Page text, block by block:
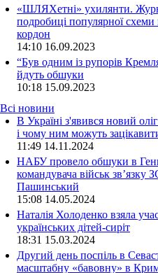
«ШЛЯХетні» ухилянти.
подробиці популярної схеми
кордон
14:10 16.09.2023
“Був одним із рупорів
йдуть обшуки
10:18 15.09.2023
Всі новини
В Україні з'явився новий
і чому ним можуть
11:49 14.11.2024
НАБУ провело обшуки в
командувача військ зв’язку
Пашинський
15:08 14.05.2024
Наталія Холоденко взяла
українських дітей-сиріт
18:31 15.03.2024
Другий день поспіль в
масштабну «бавовну» в